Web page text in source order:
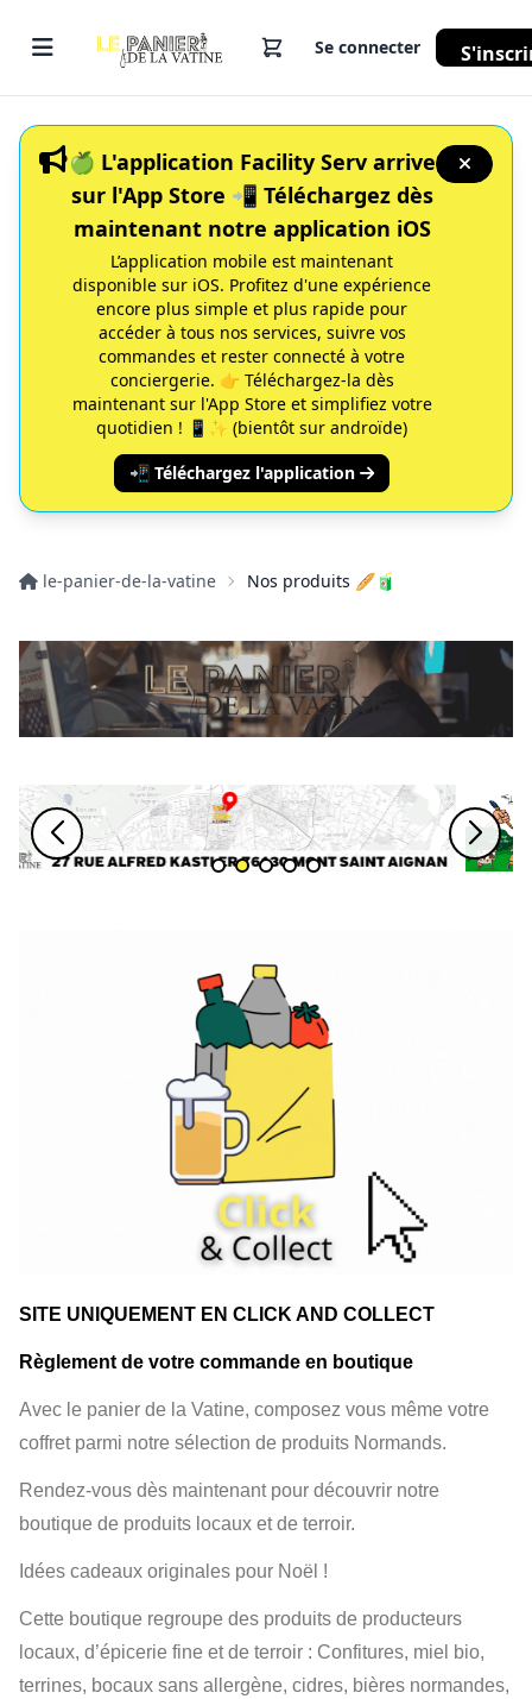
Se connecter
🍏 L'application Facility Serv arrive
sur l'App Store 📲 Téléchargez dès
maintenant notre application iOS
L’application mobile est maintenant
disponible sur iOS. Profitez d'une expérience
encore plus simple et plus rapide pour
accéder à tous nos services, suivre vos
commandes et rester connecté à votre
conciergerie. 👉 Téléchargez-la dès
maintenant sur l'App Store et simplifiez votre
quotidien ! 📱✨ (bientôt sur androïde)
📲 Téléchargez l'application
le-panier-de-la-vatine Nos produits 🥖🧃
SITE UNIQUEMENT EN CLICK AND COLLECT
Règlement de votre commande en boutique
Avec le panier de la Vatine, composez vous même votre
coffret parmi notre sélection de produits Normands.
Rendez-vous dès maintenant pour découvrir notre
boutique de produits locaux et de terroir.
Idées cadeaux originales pour Noël !
Cette boutique regroupe des produits de producteurs
locaux, d’épicerie fine et de terroir : Confitures, miel bio,
terrines, bocaux sans allergène, cidres, bières normandes,